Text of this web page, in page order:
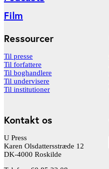
Film
Ressourcer
Til presse
Til forfattere
Til boghandlere
Til undervisere
Til institutioner
Kontakt os
U Press
Karen Olsdattersstræde 12
DK-4000 Roskilde